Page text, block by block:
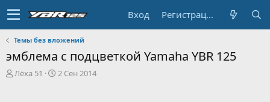
Вход Регистрация
Темы без вложений
эмблема с подцветкой Yamaha YBR 125
А
Лёха 51
Д
2 Сен 2014